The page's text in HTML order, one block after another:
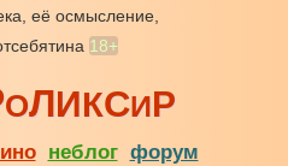
её осмысление,
18+
ОЛИКСИР
неблог форум